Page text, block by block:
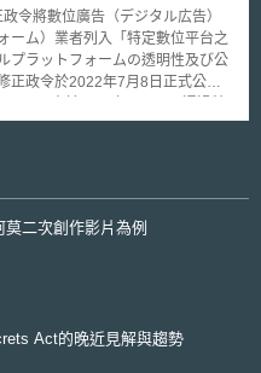
將數位廣告（デジタル広告）
ーム）業者列入「特定數位平台之
プラットフォームの透明性及び公
正政令於2022年7月8日正式公
下簡稱本法），要求特定數位平台
健全發展。隨著數位平台重要度
亦逐漸擴大，甚至將對媒體事業
革の基本方針2021）與「成長
廣告的大型數位平台業者列入本
內營業額在500億日圓以上的廣
二次創作影片為例
Act的晚近見解與趨勢